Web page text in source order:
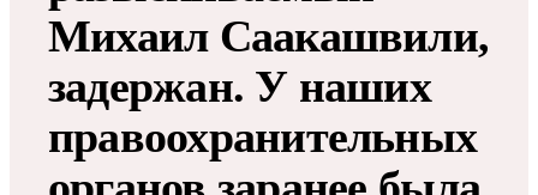
Михаил Саакашвили,
задержан. У наших
правоохранительных